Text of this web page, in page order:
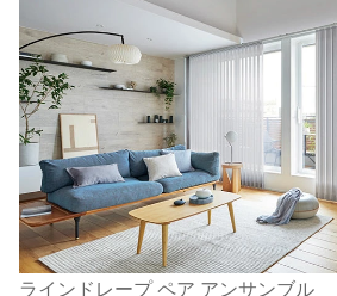
ラインドレープ ペア アンサンブル